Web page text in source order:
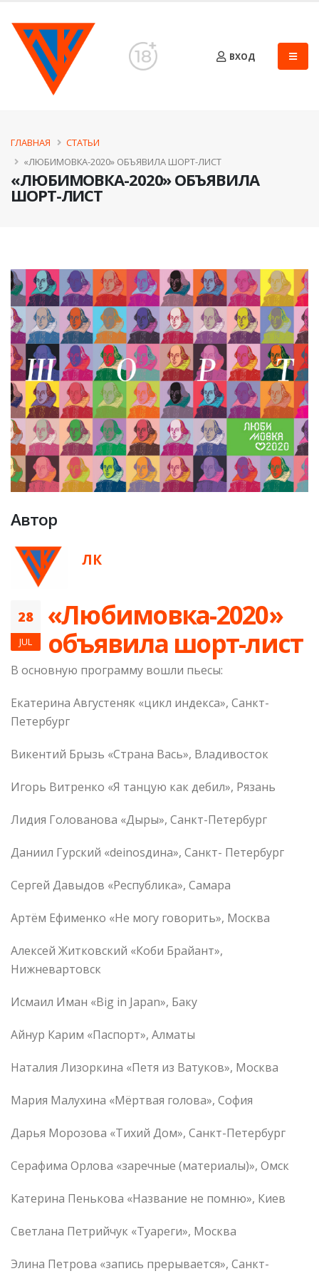
ВХОД
​«ЛЮБИМОВКА-2020» ОБЪЯВИЛА
ШОРТ-ЛИСТ
ГЛАВНАЯ
СТАТЬИ
​«ЛЮБИМОВКА-2020» ОБЪЯВИЛА ШОРТ-ЛИСТ
Автор
ЛК
28
JUL
​«Любимовка-2020»
объявила шорт-лист
В основную программу вошли пьесы:
Екатерина Августеняк «цикл индекса», Санкт-
Петербург
Викентий Брызь «Страна Вась», Владивосток
Игорь Витренко «Я танцую как дебил», Рязань
Лидия Голованова «Дыры», Санкт-Петербург
Даниил Гурский «deinosдина», Санкт- Петербург
Сергей Давыдов «Республика», Самара
Артём Ефименко «Не могу говорить», Москва
Алексей Житковский «Коби Брайант»,
Нижневартовск
Исмаил Иман «Big in Japan», Баку
Айнур Карим «Паспорт», Алматы
Наталия Лизоркина «Петя из Ватуков», Москва
Мария Малухина «Мёртвая голова», София
Дарья Морозова «Тихий Дом», Санкт-Петербург
Серафима Орлова «заречные (материалы)», Омск
Катерина Пенькова «Название не помню», Киев
Светлана Петрийчук «Туареги», Москва
Элина Петрова «запись прерывается», Санкт-